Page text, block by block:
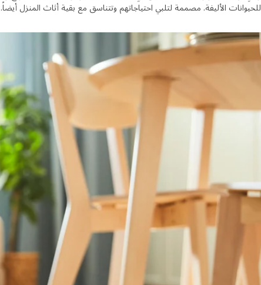
للحيوانات الأليفة. مصممة لتلبي احتياجاتهم وتتناسق مع بقية أثاث المنزل أيضاً.